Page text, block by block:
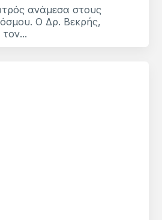
ανάμεσα στους
Ο Δρ. Βεκρής,